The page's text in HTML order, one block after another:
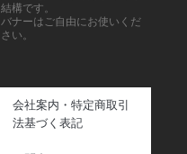
結構です。
バナーはご自由にお使いくだ
さい。
会社案内・特定商取引
法基づく表記